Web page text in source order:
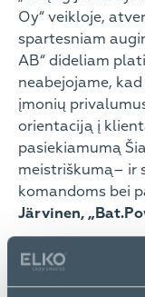
Oy“ veikloje,
spartesniam
AB“ dideliam
neabejojame,
įmonių
orientaciją į
pasiekiamumą
meistriškumą– ir
komandoms bei
Järvinen,
Platesnio
Šiaurės šalyse